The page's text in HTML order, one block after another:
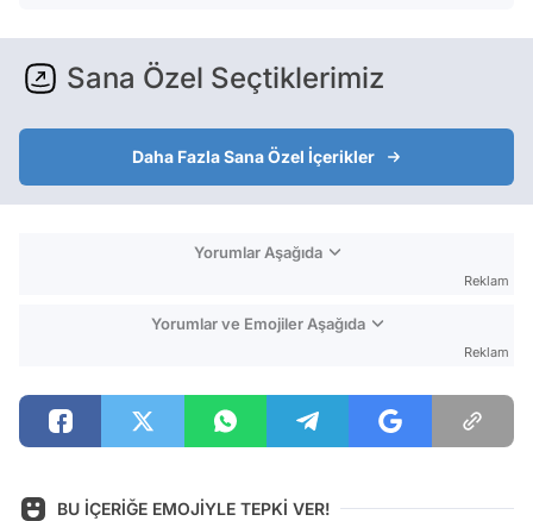
Sana Özel Seçtiklerimiz
Daha Fazla Sana Özel İçerikler
Yorumlar Aşağıda
Reklam
Yorumlar ve Emojiler Aşağıda
Reklam
BU İÇERİĞE EMOJİYLE TEPKİ VER!